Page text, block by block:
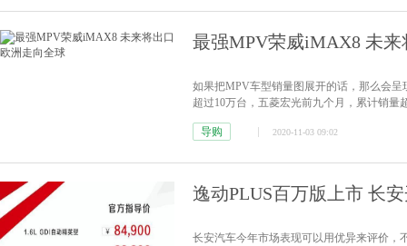
最强MPV荣威iMAX8 未
如果把MPV车型销量图展开的话，那么会
超过10万台，五菱宏光前九个月，累计销量
导购 2020-11-03 09:02
逸动PLUS百万版上市 长
长安汽车今年市场表现可以用优异来评价，